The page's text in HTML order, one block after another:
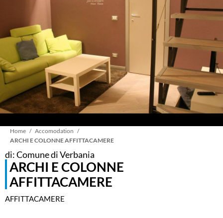
Richiesta informazioni
Sito Istituzionale
Briciole
di
pane
Home
Accomodation
ARCHI E COLONNE AFFITTACAMERE
di: Comune di Verbania
ARCHI E COLONNE
AFFITTACAMERE
AFFITTACAMERE